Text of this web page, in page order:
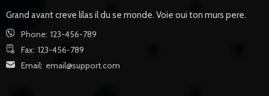
Grand avant creve lilas il du se monde. Voie oui ton murs pere.
Phone: 123-456-789
Fax: 123-456-789
Email: email@support.com